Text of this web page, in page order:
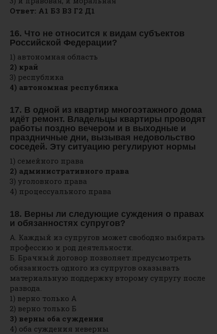
Ответ: А1 Б3 В3 Г2 Д1
16. Что не относится к видам субъектов
Российской Федерации?
1) автономная область
2) край
3) республика
4) автономная республика
17. В одной из квартир многоэтажного дома
идёт ремонт. Владельцы квартиры проводят
работы поздно вечером и в выходные и
праздничные дни, вызывая недовольство
соседей. Эту ситуацию регулируют нормы
1) семейного права
2) административного права
3) уголовного права
4) процессуального права
18. Верны ли следующие суждения о правах
и обязанностях супругов?
А. Каждый из супругов может свободно выбирать
профессию и род деятельности.
Б. Брачный договор позволяет предусмотреть
обязанность одного из супругов оказывать
материальную поддержку второму супругу после
развода.
1) верно только А
2) верно только Б
3) верны оба суждения
4) оба суждения неверны